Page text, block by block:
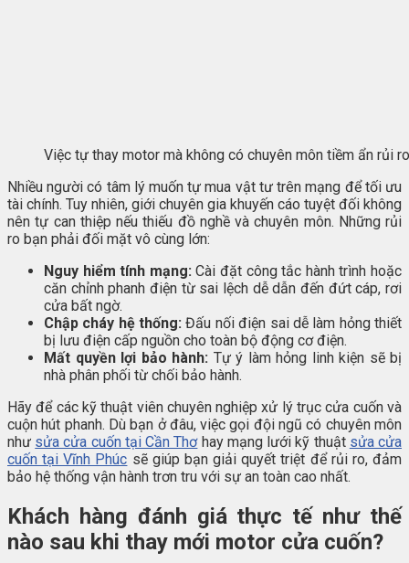
Việc tự thay motor mà không có chuyên môn tiềm ẩn rủi
Nhiều người có tâm lý muốn tự mua vật tư trên mạng để tối ưu
tài chính. Tuy nhiên, giới chuyên gia khuyến cáo tuyệt đối không
nên tự can thiệp nếu thiếu đồ nghề và chuyên môn. Những rủi
ro bạn phải đối mặt vô cùng lớn:
Nguy hiểm tính mạng: Cài đặt công tắc hành trình hoặc
căn chỉnh phanh điện từ sai lệch dễ dẫn đến đứt cáp, rơi
cửa bất ngờ.
Chập cháy hệ thống: Đấu nối điện sai dễ làm hỏng thiết
bị lưu điện cấp nguồn cho toàn bộ động cơ điện.
Mất quyền lợi bảo hành: Tự ý làm hỏng linh kiện sẽ bị
nhà phân phối từ chối bảo hành.
Hãy để các kỹ thuật viên chuyên nghiệp xử lý trục cửa cuốn và
cuộn hút phanh. Dù bạn ở đâu, việc gọi đội ngũ có chuyên môn
như sửa cửa cuốn tại Cần Thơhay mạng lưới kỹ thuật sửa cửa
cuốn tại Vĩnh Phúc sẽ giúp bạn giải quyết triệt để rủi ro, đảm
bảo hệ thống vận hành trơn tru với sự an toàn cao nhất.
Khách hàng đánh giá thực tế như thế
nào sau khi thay mới motor cửa cuốn?